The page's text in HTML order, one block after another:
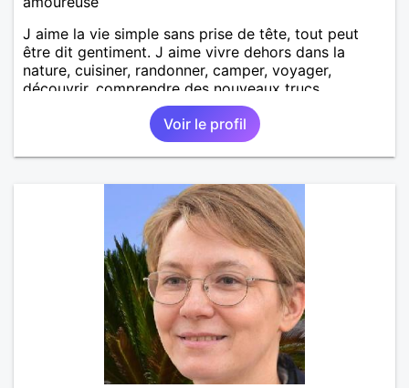
J aime la vie simple sans prise de tête, tout peut
être dit gentiment. J aime vivre dehors dans la
nature, cuisiner, randonner, camper, voyager,
découvrir, comprendre des nouveaux trucs
techniques et sur la vie des êtres vivants. J aime
danser, faire la fête. Je ne bois pratiquement pas d
alcool, je fume rarement, je ris souvent. Je cherche
un vrai amoureux pour continuer à profiter de la vie
en ai marre je veux partagé et rigoler
Voir le profil